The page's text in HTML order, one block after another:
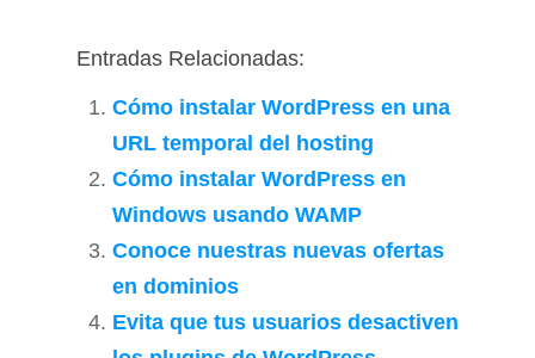
Entradas Relacionadas:
Cómo instalar WordPress en una
URL temporal del hosting
Cómo instalar WordPress en
Windows usando WAMP
Conoce nuestras nuevas ofertas
en dominios
Evita que tus usuarios desactiven